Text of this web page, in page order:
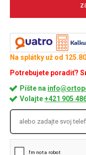
Na splátky už od
Potrebujete poradiť?
Píšte na
Volajte+421 905